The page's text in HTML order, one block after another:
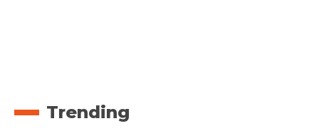
Trending